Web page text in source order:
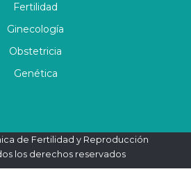
Fertilidad
Ginecología
Obstetricia
Genética
de Fertilidad y Reproducción
los derechos reservados